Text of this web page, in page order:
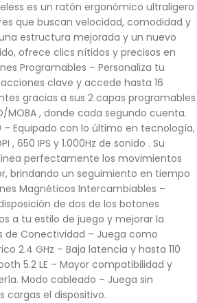
es un ratón ergonómico ultraligero
que buscan velocidad, comodidad y
estructura mejorada y un nuevo
ofrece clics nítidos y precisos en
Programables – Personaliza tu
clave y accede hasta 16
gracias a sus 2 capas programables
MOBA , donde cada segundo cuenta.
– Equipado con lo último en tecnología,
, 650 IPS y 1.000Hz de sonido . Su
perfectamente los movimientos
brindando un seguimiento en tiempo
Magnéticos Intercambiables –
de dos de los botones
a tu estilo de juego y mejorar la
de Conectividad – Juega como
2.4 GHz – Baja latencia y hasta 110
5.2 LE – Mayor compatibilidad y
Modo cableado – Juega sin
cargas el dispositivo.